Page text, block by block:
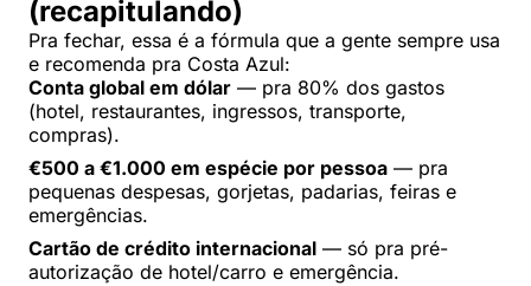
(recapitulando)
Pra fechar, essa é a fórmula que a gente sempre usa
e recomenda pra Costa Azul:
Conta global em dólar — pra 80% dos gastos
(hotel, restaurantes, ingressos, transporte,
compras).
€500 a €1.000 em espécie por pessoa — pra
pequenas despesas, gorjetas, padarias, feiras e
emergências.
Cartão de crédito internacional — só pra pré-
autorização de hotel/carro e emergência.